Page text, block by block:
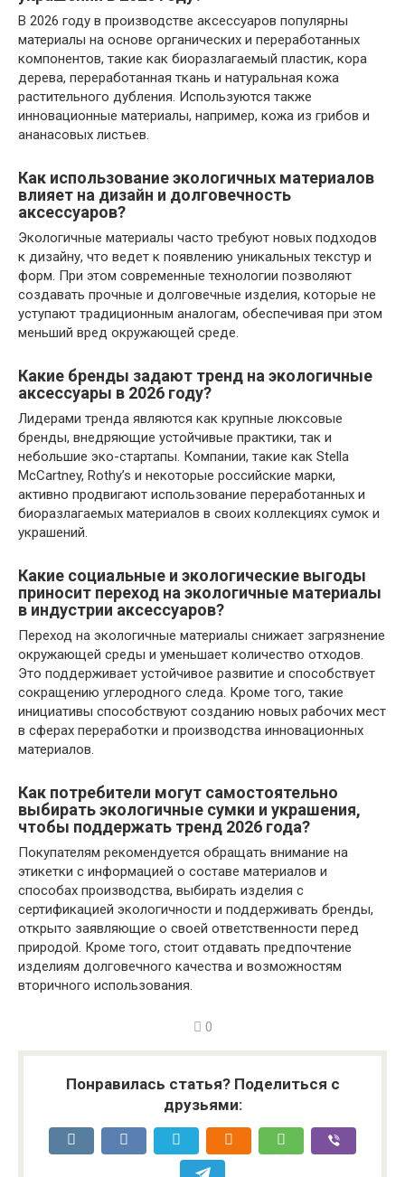
В 2026 году в производстве аксессуаров популярны
материалы на основе органических и переработанных
компонентов, такие как биоразлагаемый пластик, кора
дерева, переработанная ткань и натуральная кожа
растительного дубления. Используются также
инновационные материалы, например, кожа из грибов и
ананасовых листьев.
Как использование экологичных материалов
влияет на дизайн и долговечность
аксессуаров?
Экологичные материалы часто требуют новых подходов
к дизайну, что ведет к появлению уникальных текстур и
форм. При этом современные технологии позволяют
создавать прочные и долговечные изделия, которые не
уступают традиционным аналогам, обеспечивая при этом
меньший вред окружающей среде.
Какие бренды задают тренд на экологичные
аксессуары в 2026 году?
Лидерами тренда являются как крупные люксовые
бренды, внедряющие устойчивые практики, так и
небольшие эко-стартапы. Компании, такие как Stella
McCartney, Rothy’s и некоторые российские марки,
активно продвигают использование переработанных и
биоразлагаемых материалов в своих коллекциях сумок и
украшений.
Какие социальные и экологические выгоды
приносит переход на экологичные материалы
в индустрии аксессуаров?
Переход на экологичные материалы снижает загрязнение
окружающей среды и уменьшает количество отходов.
Это поддерживает устойчивое развитие и способствует
сокращению углеродного следа. Кроме того, такие
инициативы способствуют созданию новых рабочих мест
в сферах переработки и производства инновационных
материалов.
Как потребители могут самостоятельно
выбирать экологичные сумки и украшения,
чтобы поддержать тренд 2026 года?
Покупателям рекомендуется обращать внимание на
этикетки с информацией о составе материалов и
способах производства, выбирать изделия с
сертификацией экологичности и поддерживать бренды,
открыто заявляющие о своей ответственности перед
природой. Кроме того, стоит отдавать предпочтение
изделиям долговечного качества и возможностям
вторичного использования.
0
Понравилась статья? Поделиться с
друзьями: